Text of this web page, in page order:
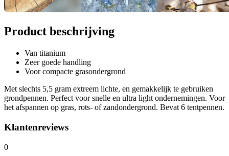
Product beschrijving
Van titanium
Zeer goede handling
Voor compacte grasondergrond
Met slechts 5,5 gram extreem lichte, en gemakkelijk te gebruiken
grondpennen. Perfect voor snelle en ultra light ondernemingen. Voor
het afspannen op gras, rots- of zandondergrond. Bevat 6 tentpennen.
Klantenreviews
0